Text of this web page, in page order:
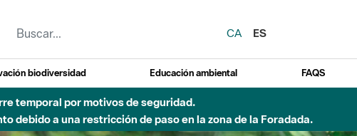
CA
ES
biodiversidad Educación ambiental FAQS
del Besòs por lluvias intensas.